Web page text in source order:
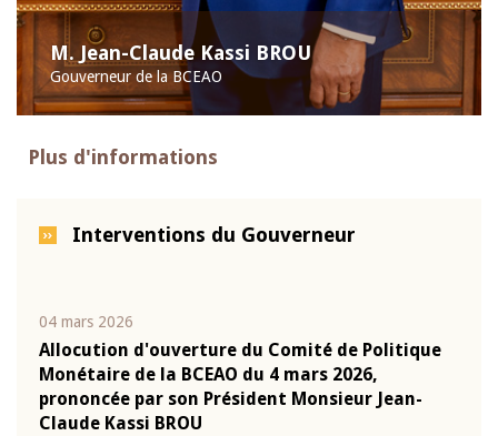
M. Jean-Claude Kassi BROU
Gouverneur de la BCEAO
Plus d'informations
Interventions du Gouverneur
04 mars 2026
Allocution d'ouverture du Comité de Politique
Monétaire de la BCEAO du 4 mars 2026,
prononcée par son Président Monsieur Jean-
Claude Kassi BROU